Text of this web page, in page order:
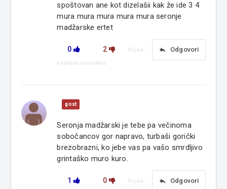
spoštovan ane kot dizelašii kak že ide 3 4
mura mura mura mura mura seronje
madžarske ertet
0 2 reply Odgovori
Prijavi
neprimerno vsebino
gost
Seronja madžarski je tebe pa večinoma
sobočancov gor napravo, turbaši gorički
brezobrazni, ko jebe vas pa vašo smrdljivo
grintaško muro kuro.
1 0 reply Odgovori
Prijavi